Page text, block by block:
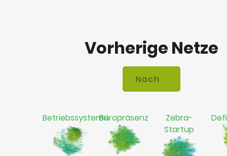
Vorherige Netze
BetriebssystemeBüropräsenz
Zebra-
Startup